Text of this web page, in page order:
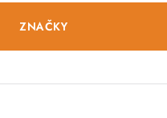
ZNAČKY